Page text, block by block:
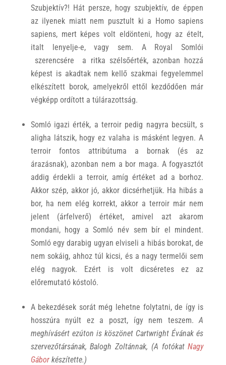
Szubjektív?! Hát persze, hogy szubjektív, de éppen
az ilyenek miatt nem pusztult ki a Homo sapiens
sapiens, mert képes volt eldönteni, hogy az ételt,
italt lenyelje-e, vagy sem. A Royal Somlói
szerencsére a ritka szélsőérték, azonban hozzá
képest is akadtak nem kellő szakmai fegyelemmel
elkészített borok, amelyekről ettől kezdődően már
végképp ordított a túlárazottság.
Somló igazi érték, a terroir pedig nagyra becsült, s
aligha látszik, hogy ez valaha is másként legyen. A
terroir fontos attribútuma a bornak (és az
árazásnak), azonban nem a bor maga. A fogyasztót
addig érdekli a terroir, amíg értéket ad a borhoz.
Akkor szép, akkor jó, akkor dicsérhetjük. Ha hibás a
bor, ha nem elég korrekt, akkor a terroir már nem
jelent (árfelverő) értéket, amivel azt akarom
mondani, hogy a Somló név sem bír el mindent.
Somló egy darabig ugyan elviseli a hibás borokat, de
nem sokáig, ahhoz túl kicsi, és a nagy termelői sem
elég nagyok. Ezért is volt dicséretes ez az
előremutató kóstoló.
A bekezdések sorát még lehetne folytatni, de így is
hosszúra nyúlt ez a poszt, így nem teszem.A
meghívásért ezúton is köszönet Cartwright Évának és
szervezőtársának, Balogh Zoltánnak, (A fotókatNagy
Gáborkészítette.)